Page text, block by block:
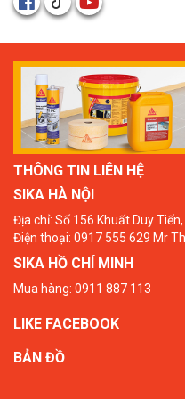
THÔNG TIN LIÊN HỆ
SIKA HÀ NỘI
Địa chỉ: Số 156 Khuất Duy
Điện thoại: 0917 555 629 Mr
SIKA HỒ CHÍ MINH
Mua hàng: 0911 887 113
LIKE FACEBOOK
BẢN ĐỒ